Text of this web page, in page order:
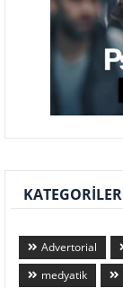
KATEGORILER
Advertorial
medyatik